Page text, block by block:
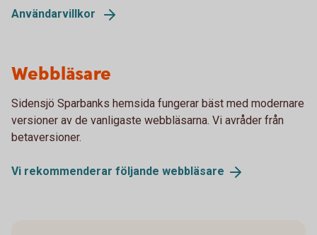
Användarvillkor
Webbläsare
Sidensjö Sparbanks hemsida fungerar bäst med modernare
versioner av de vanligaste webbläsarna. Vi avråder från
betaversioner.
Vi rekommenderar följande webbläsare